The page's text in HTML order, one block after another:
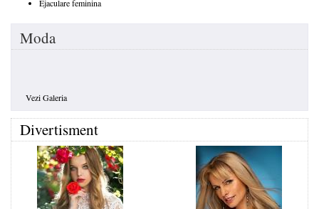
Ejaculare feminina
Moda
Vezi Galeria
Divertisment